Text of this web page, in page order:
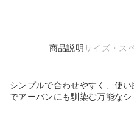
商品説明サイズ・ス
シンプルで合わせやすく、使
でアーバンにも馴染む万能なシ